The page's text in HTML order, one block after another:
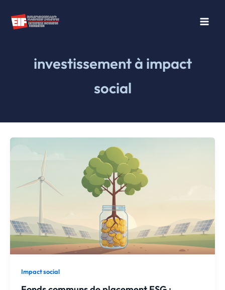
contenu
investissement à impact
social
Impact social